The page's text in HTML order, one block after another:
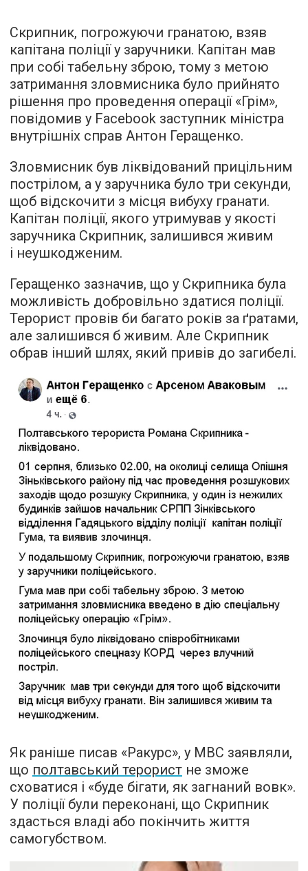
Скрипник, погрожуючи гранатою, взяв
капітана поліції у заручники. Капітан мав
при собі табельну зброю, тому з метою
затримання зловмисника було прийнято
рішення про проведення операції «Грім»,
повідомив у Facebook заступник міністра
внутрішніх справ Антон Геращенко.
Зловмисник був ліквідований прицільним
пострілом, а у заручника було три секунди,
щоб відскочити з місця вибуху гранати.
Капітан поліції, якого утримував у якості
заручника Скрипник, залишився живим
і неушкодженим.
Геращенко зазначив, що у Скрипника була
можливість добровільно здатися поліції.
Терорист провів би багато років за ґратами,
але залишився б живим. Але Скрипник
обрав інший шлях, який привів до загибелі.
Як раніше писав «Ракурс», у МВС заявляли,
що полтавський терорист не зможе
сховатися і «буде бігати, як загнаний вовк».
У поліції були переконані, що Скрипник
здасться владі або покінчить життя
самогубством.